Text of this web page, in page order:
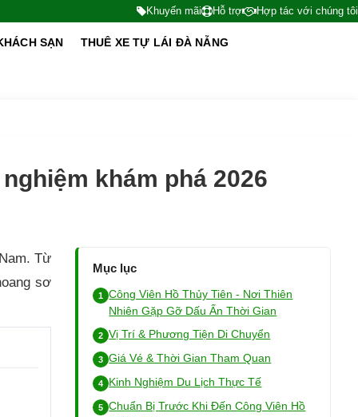
Khuyến mãi Hỗ trợ Hợp tác với chúng tôi
SẠN THUÊ XE TỰ LÁI ĐÀ NẴNG
khám phá 2026
Từ
sơ
Mục lục
Công Viên Hồ Thủy Tiên - Nơi Thiên
Nhiên Gặp Gỡ Dấu Ấn Thời Gian
Vị Trí & Phương Tiện Di Chuyển
Giá Vé & Thời Gian Tham Quan
Kinh Nghiệm Du Lịch Thực Tế
Chuẩn Bị Trước Khi Đến Công Viên Hồ